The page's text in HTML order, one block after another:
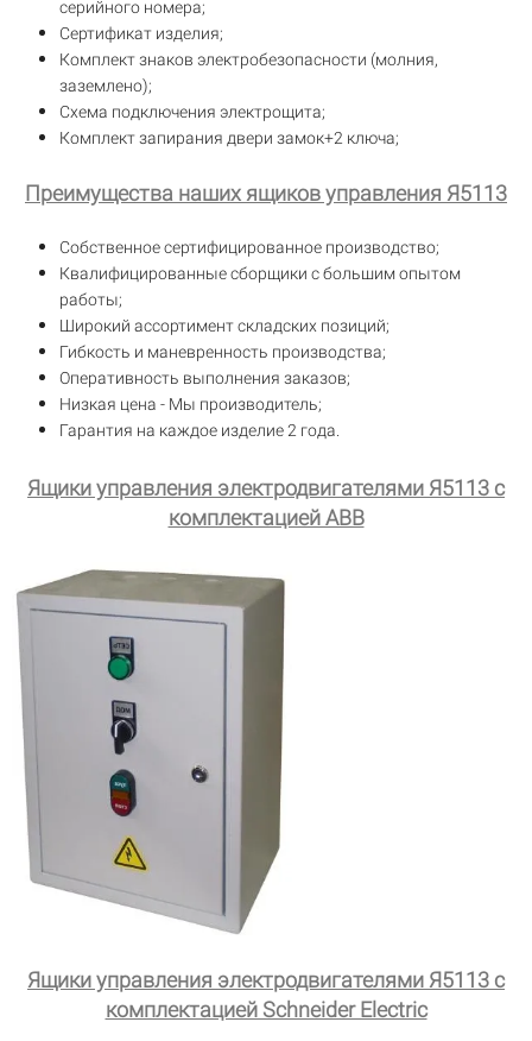
серийного номера;
Сертификат изделия;
Комплект знаков электробезопасности (молния,
заземлено);
Схема подключения электрощита;
Комплект запирания двери замок+2 ключа;
Преимущества наших ящиков управления Я5113
Собственное сертифицированное производство;
Квалифицированные сборщики с большим опытом
работы;
Широкий ассортимент складских позиций;
Гибкость и маневренность производства;
Оперативность выполнения заказов;
Низкая цена - Мы производитель;
Гарантия на каждое изделие 2 года.
Ящики управления электродвигателями Я5113 с
комплектацией ABB
Ящики управления электродвигателями Я5113 с
комплектацией Schneider Electric